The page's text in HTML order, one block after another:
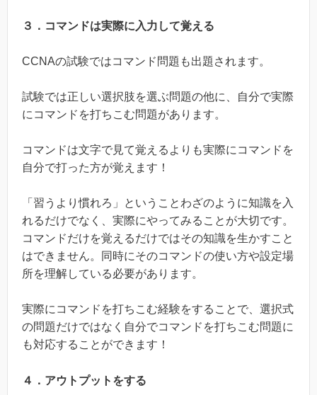
３．コマンドは実際に入力して覚える
CCNAの試験ではコマンド問題も出題されます。
試験では正しい選択肢を選ぶ問題の他に、自分で実際
にコマンドを打ちこむ問題があります。
コマンドは文字で見て覚えるよりも実際にコマンドを
自分で打った方が覚えます！
「習うより慣れろ」ということわざのように知識を入
れるだけでなく、実際にやってみることが大切です。
コマンドだけを覚えるだけではその知識を生かすこと
はできません。同時にそのコマンドの使い方や設定場
所を理解している必要があります。
実際にコマンドを打ちこむ経験をすることで、選択式
の問題だけではなく自分でコマンドを打ちこむ問題に
も対応することができます！
４．アウトプットをする